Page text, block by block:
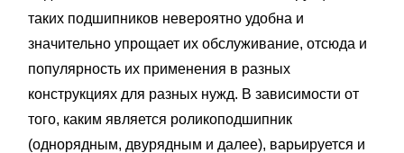
таких подшипников невероятно удобна и
значительно упрощает их обслуживание, отсюда и
популярность их применения в разных
конструкциях для разных нужд. В зависимости от
того, каким является роликоподшипник
(однорядным, двурядным и далее), варьируется и